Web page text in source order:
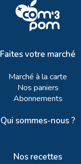
Faites votre marché
Marché à la carte
Nos paniers
Abonnements
Qui sommes-nous ?
Nos recettes